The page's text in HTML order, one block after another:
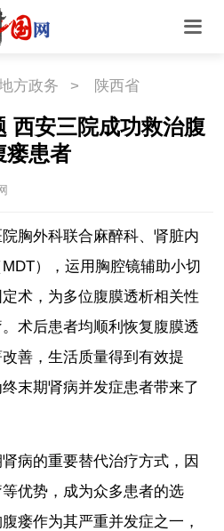
方政务 > 陕西省
西安三院成功救治腹
瘘患者
胸外科联合麻醉科、肾脏内
），运用胸腔镜辅助小切
术，为多位腹膜透析相关性
术后患者均顺利恢复腹膜透
善，生活质量得到有效提
末期肾病并发症患者带来了
病的重要替代治疗方式，因
优势，成为众多患者的选
瘘作为其严重并发症之一，